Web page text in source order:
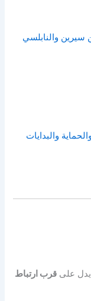
سيرين والنابلسي
والبدايات
يدل علىقرب ارتباط